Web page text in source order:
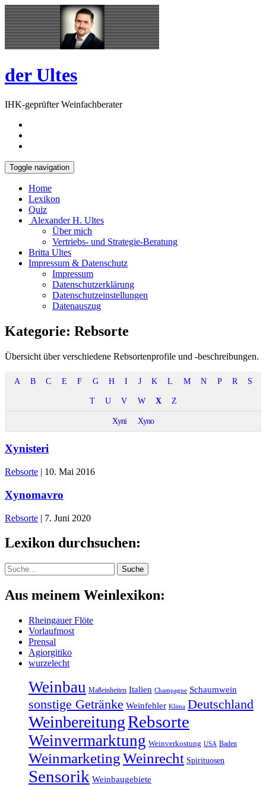
Skip
to
content
Open
Sidebar
der Ultes
IHK-geprüfter Weinfachberater
Toggle navigation
Home
Lexikon
Quiz
Alexander H. Ultes
Über mich
Vertriebs- und Strategie-Beratung
Britta Ultes
Impressum & Datenschutz
Impressum
Datenschutzerklärung
Datenschutzeinstellungen
Datenauszug
Kategorie: Rebsorte
Übersicht über verschiedene Rebsortenprofile und -beschreibungen.
A B C E F G H I J K L M N P R S
T U V W X Z
Xyni Xyno
Xynisteri
Rebsorte | 10. Mai 2016
Xynomavro
Rebsorte | 7. Juni 2020
Lexikon durchsuchen:
Suche Suche
Aus meinem Weinlexikon:
Rheingauer Flöte
Vorlaufmost
Prensal
Agiorgitiko
wurzelecht
Weinbau Maßeinheiten Italien Champagne Schaumwein
sonstige Getränke Weinfehler Klima Deutschland
WeinbereitungRebsorte
Weinvermarktung Weinverkostung USA Baden
WeinmarketingWeinrecht Spirituosen
Sensorik Weinbaugebiete